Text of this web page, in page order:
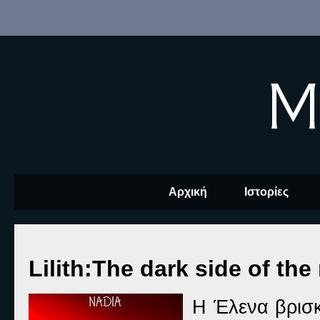
Αρχική Ιστορίες
Lilith:The dark side of the
Η Έλενα